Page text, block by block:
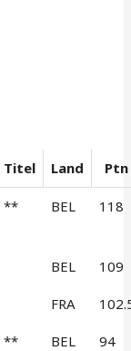
Titel Land Ptn
** BEL 118
BEL 109
FRA
** BEL 94